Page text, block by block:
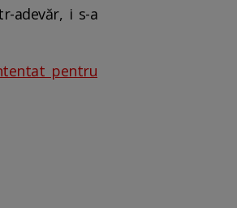
adevăr, i s-a
pentru